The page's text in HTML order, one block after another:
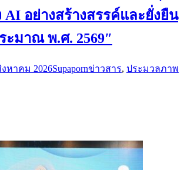
อย่างสร้างสรรค์และยั่งยืน
ะมาณ พ.ศ. 2569″
งหาคม 2026Supapornข่าวสาร, ประมวลภาพ